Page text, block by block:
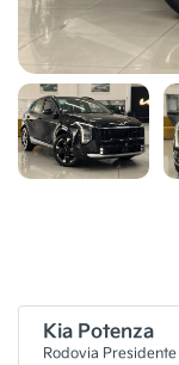
Kia Potenza
Rodovia